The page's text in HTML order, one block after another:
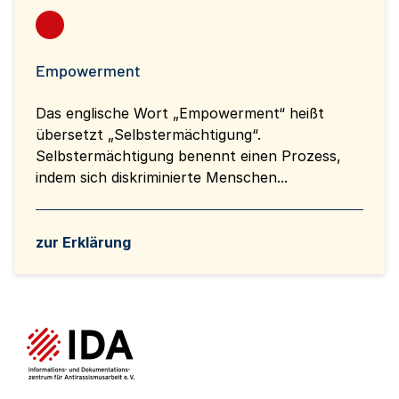
Empowerment
Das englische Wort „Empowerment“ heißt
übersetzt „Selbstermächtigung“.
Selbstermächtigung benennt einen Prozess,
indem sich diskriminierte Menschen...
zur Erklärung